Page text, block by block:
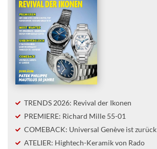
TRENDS 2026: Revival der Ikonen
PREMIERE: Richard Mille 55-01
COMEBACK: Universal Genève ist zurück
ATELIER: Hightech-Keramik von Rado